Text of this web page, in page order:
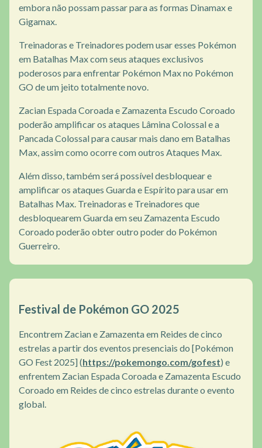
embora não possam passar para as formas Dinamax e
Gigamax.
Treinadoras e Treinadores podem usar esses Pokémon
em Batalhas Max com seus ataques exclusivos
poderosos para enfrentar Pokémon Max no Pokémon
GO de um jeito totalmente novo.
Zacian Espada Coroada e Zamazenta Escudo Coroado
poderão amplificar os ataques Lâmina Colossal e a
Pancada Colossal para causar mais dano em Batalhas
Max, assim como ocorre com outros Ataques Max.
Além disso, também será possível desbloquear e
amplificar os ataques Guarda e Espírito para usar em
Batalhas Max. Treinadoras e Treinadores que
desbloquearem Guarda em seu Zamazenta Escudo
Coroado poderão obter outro poder do Pokémon
Guerreiro.
Festival de Pokémon GO 2025
Encontrem Zacian e Zamazenta em Reides de cinco
estrelas a partir dos eventos presenciais do [Pokémon
GO Fest 2025] (https://pokemongo.com/gofest) e
enfrentem Zacian Espada Coroada e Zamazenta Escudo
Coroado em Reides de cinco estrelas durante o evento
global.